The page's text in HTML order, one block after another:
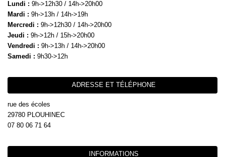
Lundi : 9h->12h30 / 14h->20h00
Mardi : 9h->13h / 14h->19h
Mercredi : 9h->12h30 / 14h->20h00
Jeudi : 9h->12h / 15h->20h00
Vendredi : 9h->13h / 14h->20h00
Samedi : 9h30->12h
ADRESSE ET TÉLÉPHONE
rue des écoles
29780 PLOUHINEC
07 80 06 71 64
INFORMATIONS